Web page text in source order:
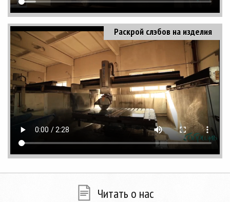
Раскрой слэбов на изделия
Читать о нас